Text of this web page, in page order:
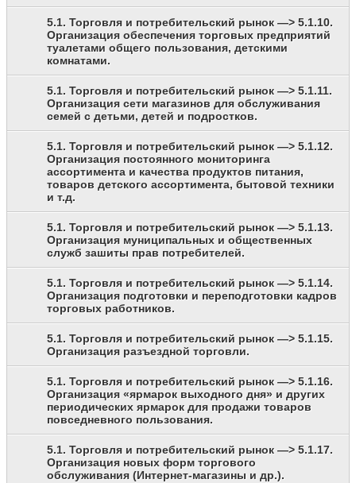
5.1. Торговля и потребительский рынок —> 5.1.10.
Организация обеспечения торговых предприятий
туалетами общего пользования, детскими
комнатами.
5.1. Торговля и потребительский рынок —> 5.1.11.
Организация сети магазинов для обслуживания
семей с детьми, детей и подростков.
5.1. Торговля и потребительский рынок —> 5.1.12.
Организация постоянного мониторинга
ассортимента и качества продуктов питания,
товаров детского ассортимента, бытовой техники
и т.д.
5.1. Торговля и потребительский рынок —> 5.1.13.
Организация муниципальных и общественных
служб зашиты прав потребителей.
5.1. Торговля и потребительский рынок —> 5.1.14.
Организация подготовки и переподготовки кадров
торговых работников.
5.1. Торговля и потребительский рынок —> 5.1.15.
Организация разъездной торговли.
5.1. Торговля и потребительский рынок —> 5.1.16.
Организация «ярмарок выходного дня» и других
периодических ярмарок для продажи товаров
повседневного пользования.
5.1. Торговля и потребительский рынок —> 5.1.17.
Организация новых форм торгового
обслуживания (Интернет-магазины и др.).